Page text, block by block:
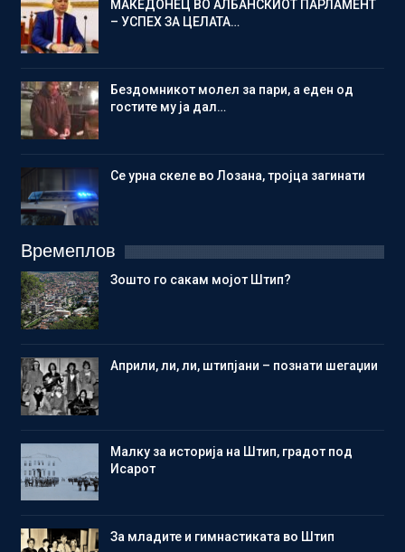
МАКЕДОНЕЦ ВО АЛБАНСКИОТ ПАРЛАМЕНТ
– УСПЕХ ЗА ЦЕЛАТА…
Бездомникот молел за пари, а еден од
гостите му ја дал…
Се урна скеле во Лозана, тројца загинати
Времеплов
Зошто го сакам мојот Штип?
Aприли, ли, ли, штипјани – познати шегаџии
Малку за историја на Штип, градот под
Исарот
Зa младите и гимнастиката во Штип